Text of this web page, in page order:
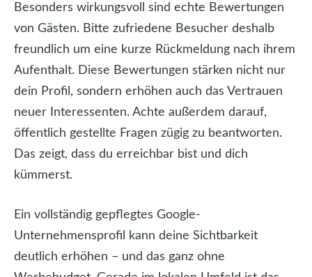
Besonders wirkungsvoll sind echte Bewertungen
von Gästen. Bitte zufriedene Besucher deshalb
freundlich um eine kurze Rückmeldung nach ihrem
Aufenthalt. Diese Bewertungen stärken nicht nur
dein Profil, sondern erhöhen auch das Vertrauen
neuer Interessenten. Achte außerdem darauf,
öffentlich gestellte Fragen zügig zu beantworten.
Das zeigt, dass du erreichbar bist und dich
kümmerst.
Ein vollständig gepflegtes Google-
Unternehmensprofil kann deine Sichtbarkeit
deutlich erhöhen – und das ganz ohne